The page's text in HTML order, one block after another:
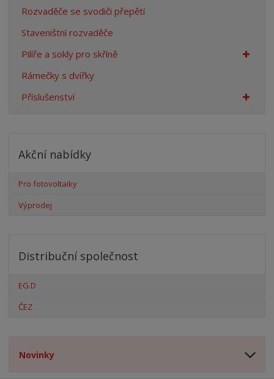
Rozvaděče se svodiči přepětí
Staveništní rozvaděče
Pilíře a sokly pro skříně
Rámečky s dvířky
Příslušenství
Akční nabídky
Pro fotovoltaiky
Výprodej
Distribuční společnost
EG.D
ČEZ
Novinky